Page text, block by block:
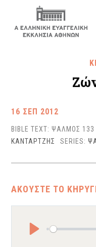
16 ΣΕΠ 2012
BIBLE TEXT: ΨΑΛΜΟΣ 133
ΚΑΝΤΑΡΤΖΗΣ
SERIES: